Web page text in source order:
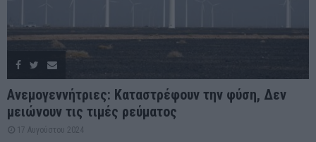
Ανεμογεννήτριες: Καταστρέφουν την φύση, Δεν
μειώνουν τις τιμές ρεύματος
17 Αυγούστου 2024